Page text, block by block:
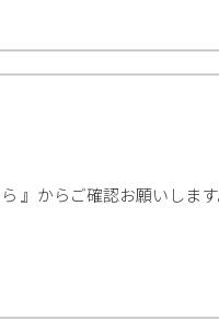
』からご確認お願いしま